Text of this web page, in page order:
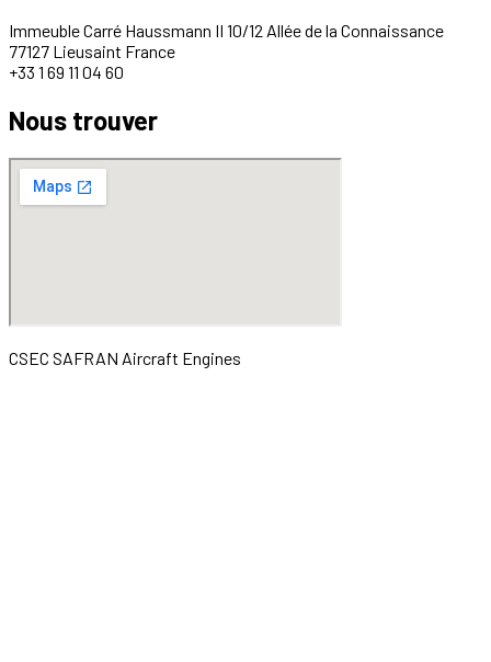
Immeuble Carré Haussmann II 10/12 Allée de la Connaissance
77127 Lieusaint France
+33 1 69 11 04 60
Nous trouver
CSEC SAFRAN Aircraft Engines